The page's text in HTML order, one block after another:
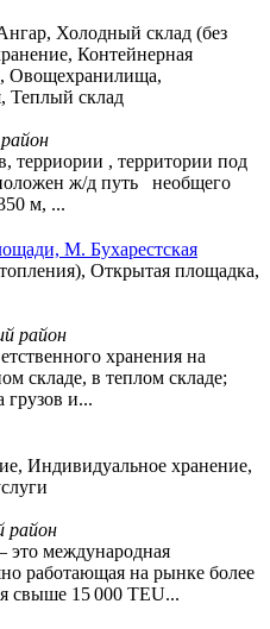
Холодный склад (без
Контейнерная
Овощехранилища,
Теплый склад
терриории , территории под
ж/д путь необщего
м, ...
М. Бухарестская
Открытая площадка,
район
хранения на
складе, в теплом складе;
грузов и...
Индивидуальное хранение,
район
международная
работающая на рынке более
свыше 15 000 TEU...